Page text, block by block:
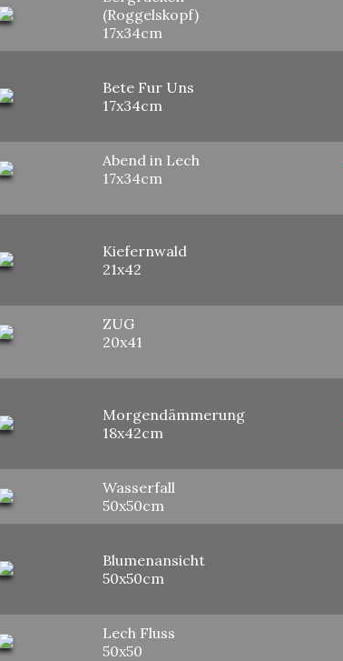
(Roggelskopf)
17x34cm
Bete Fur Uns
17x34cm
Abend in Lech
17x34cm
Kiefernwald
21x42
ZUG
20x41
Morgendämmerung
18x42cm
Wasserfall
50x50cm
Blumenansicht
50x50cm
Lech Fluss
50x50